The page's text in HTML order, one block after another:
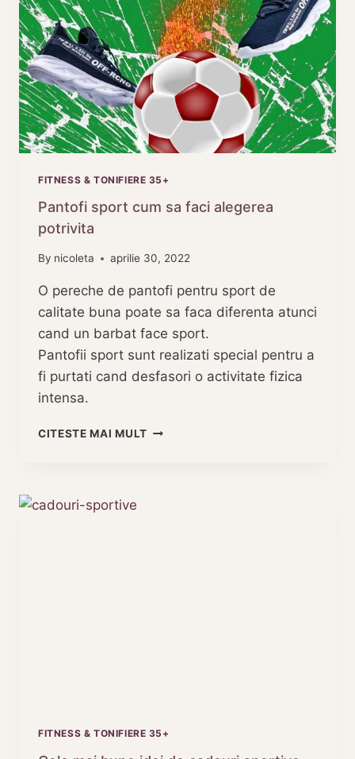
INVIDIAT
FITNESS & TONIFIERE 35+
Pantofi sport cum sa faci alegerea
potrivita
By nicoleta aprilie 30, 2022
O pereche de pantofi pentru sport de
calitate buna poate sa faca diferenta atunci
cand un barbat face sport.
Pantofii sport sunt realizati special pentru a
fi purtati cand desfasori o activitate fizica
intensa.
CITESTE MAI MULTPANTOFI
FITNESS & TONIFIERE 35+